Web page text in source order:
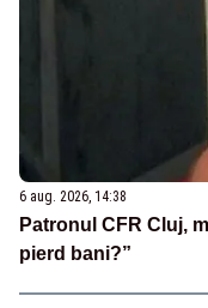
6 aug. 2026, 14:38
Patronul CFR Cluj,
pierd bani?”